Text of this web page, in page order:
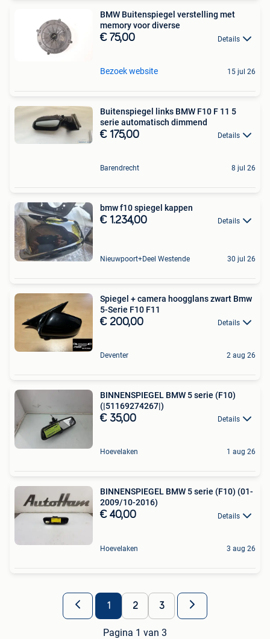
BMW Buitenspiegel verstelling met
memory voor diverse
€ 75,00 Details
Bezoek website 15 jul 26
Buitenspiegel links BMW F10 F 11 5
serie automatisch dimmend
€ 175,00 Details
Barendrecht 8 jul 26
bmw f10 spiegel kappen
€ 1.234,00 Details
Nieuwpoort+Deel Westende 30 jul 26
Spiegel + camera hoogglans zwart Bmw
5-Serie F10 F11
€ 200,00 Details
Deventer 2 aug 26
BINNENSPIEGEL BMW 5 serie (F10)
(|51169274267|)
€ 35,00 Details
Hoevelaken 1 aug 26
BINNENSPIEGEL BMW 5 serie (F10) (01-
2009/10-2016)
€ 40,00 Details
Hoevelaken 3 aug 26
1 2 3
Pagina 1 van 3